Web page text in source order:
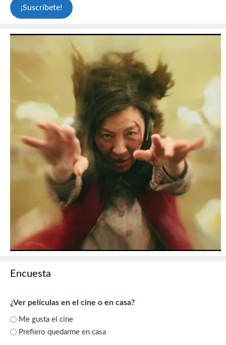
Encuesta
¿Ver películas en el cine o en casa?
Me gusta el cine
Prefiero quedarme en casa